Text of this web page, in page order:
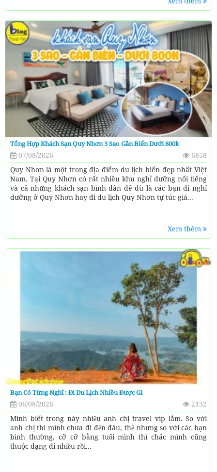
Tổng Hợp Khách Sạn Quy Nhơn 3 Sao Gần Biển Dưới 800k
07/08/2026
6858
Quy Nhơn là một trong địa điểm du lịch biển đẹp nhất Việt
Nam. Tại Quy Nhơn có rất nhiều khu nghỉ dưỡng nổi tiếng
và cả những khách sạn bình dân để dù là các bạn đi nghỉ
dưỡng ở Quy Nhơn hay đi du lịch Quy Nhơn tự túc giá...
Xem thêm
Bạn Có Từng Nghĩ : Đi Du Lịch Nhiều Được Gì
06/08/2026
2132
Mình biết trong này nhiều anh chị travel vip lắm. So với
anh chị thì mình chưa đi đến đâu, thế nhưng so với các bạn
bình thường, cỡ cỡ bằng tuổi mình thì chắc mình cũng
thuộc dạng đi nhiều rồi...